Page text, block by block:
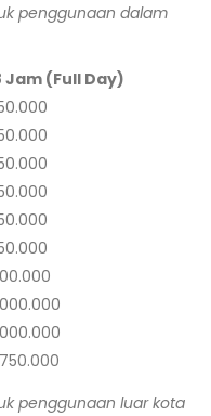
penggunaan dalam
Jam (Full Day)
penggunaan luar kota